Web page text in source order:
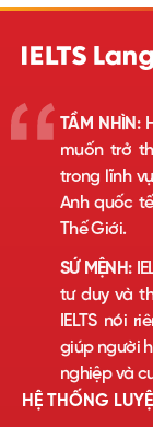
TẦM NHÌN:
muốn trở
trong lĩnh
Anh quốc
Thế Giới.
SỨ MỆNH:
tư duy và
IELTS nói
giúp người
nghiệp và
HỆ THỐNG